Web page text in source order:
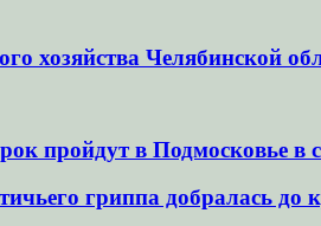
хозяйства Челябинской
пройдут в Подмосковье в
гриппа добралась